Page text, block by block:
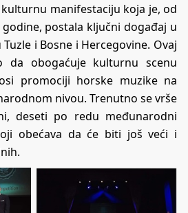
manifestaciju koja je, od
postala ključni događaj u
i Bosne i Hercegovine. Ovaj
da obogaćuje kulturnu scenu
promociji horske muzike na
nivou. Trenutno se vrše
deseti po redu međunarodni
obećava da će biti još veći i